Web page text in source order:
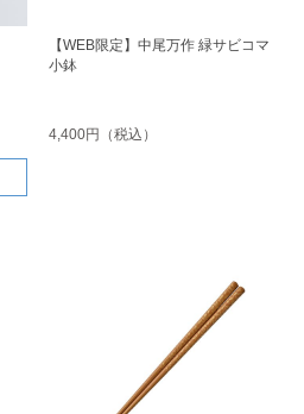
【WEB限定】中尾万作 緑サビコマ
小鉢
4,400円（税込）